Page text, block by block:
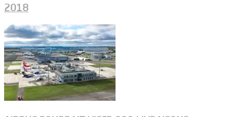
2018